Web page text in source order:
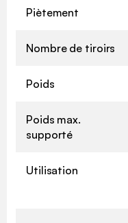
Piètement
Nombre de tiroirs
Poids
Poids max.
supporté
Utilisation